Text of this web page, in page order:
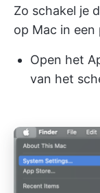
Zo schakel je
op Mac in een
Open het
van het